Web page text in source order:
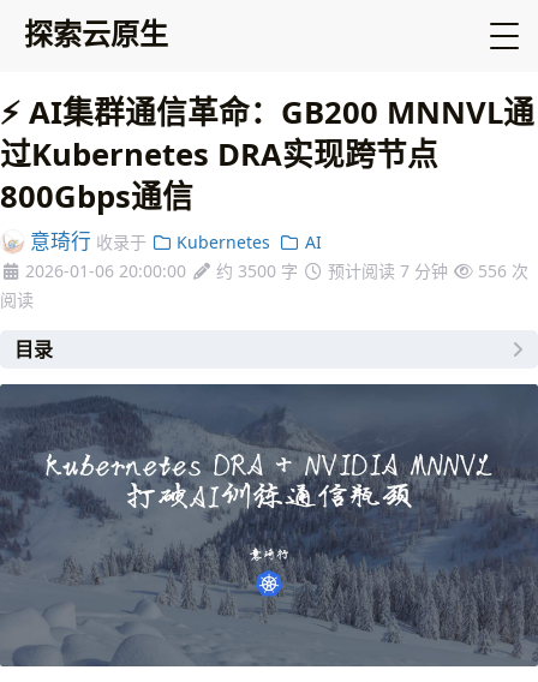
探索云原生
⚡ AI集群通信革命：GB200 MNNVL通
过Kubernetes DRA实现跨节点
800Gbps通信
意琦行 收录于 Kubernetes
AI
2026-01-06 20:00:00
约 3500 字 预计阅读 7 分钟 556 次
阅读
目录
核心概念
Kubernetes DRA (Dynamic Resource Allocation) 简介
为什么需要 DRA？
DRA 核心设计
DRA 的优势
GB200 MNNVL (Multi-Node NVLink) 的价值
ComputeDomains：连接底层硬件与 Kubernetes
IMEX (Internode Memory Exchange)
ComputeDomains 核心概念
环境部署